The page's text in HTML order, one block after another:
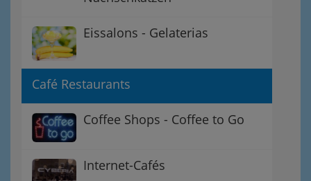
Eissalons - Gelaterias
Café Restaurants
Coffee Shops - Coffee to Go
Internet-Cafés